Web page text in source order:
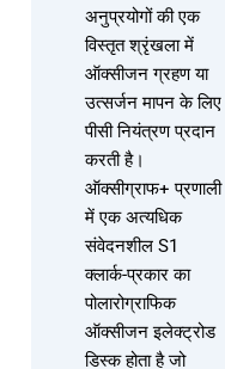
अनुप्रयोगों की एक
विस्तृत श्रृंखला में
ऑक्सीजन ग्रहण या
उत्सर्जन मापन के लिए
पीसी नियंत्रण प्रदान
करती है।
ऑक्सीग्राफ+ प्रणाली
में एक अत्यधिक
संवेदनशील S1
क्लार्क-प्रकार का
पोलारोग्राफिक
ऑक्सीजन इलेक्ट्रोड
डिस्क होता है जो